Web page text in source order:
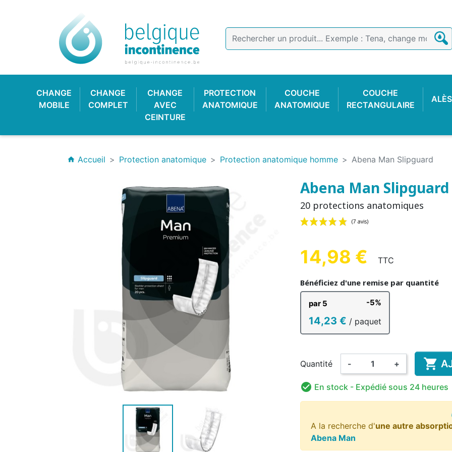
CHANGE
MOBILE
CHANGE
COMPLET
CHANGE
AVEC
CEINTURE
PROTECTION
ANATOMIQUE
PROTECTION
ANATOMIQUE FEMME
PROTECTION
ANATOMIQUE HOMME
COUCHE
ANATOMIQUE
COUCHE
RECTANGULAIRE
CULOTTE PLASTIQUE CULOTTE COTON SLIP DE FIXATION
MAILLOT DE BAIN PYJAMA BODY
HYGIÈNE & SOIN BAVOIR GANT D'EXAMEN
AIDE À LA CONTINENCE
DÉTACHANT &
DÉSODORISANT
DÉSINFECTION MAINS ET
SURFACES
CHANGE CLASSIQUE CHANGE FACILE
CULOTTE PLASTIQUE
LANGE PISCINE ENFANT MAILLOT DE BAIN ENFANT
COUCHE LAVABLE
ENFANT
HYGIÈNE & SOIN ENFANT
home Accueil Protection anatomique Protection anatomique homme Abena Man Slipguard
Abena Man Slipguard
20 protections anatomiques
14,98 € TTC
Bénéficiez d'une remise par quantité
par 5 -5%
14,23 € / paquet
Quantité - + 
 En stock - Expédié sous 24 heures
A la recherche d'une autre
Abena Man